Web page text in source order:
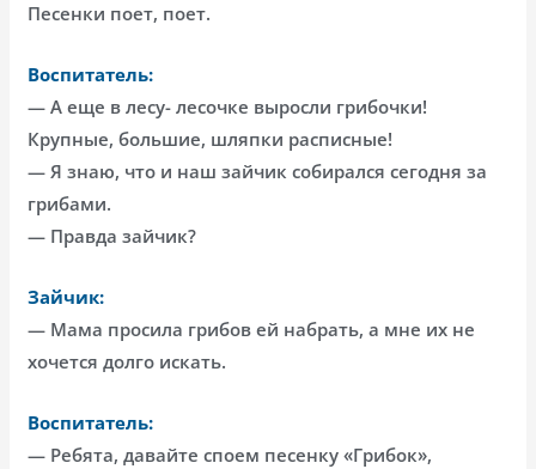
Песенки поет, поет.
Воспитатель:
— А еще в лесу- лесочке выросли грибочки!
Крупные, большие, шляпки расписные!
— Я знаю, что и наш зайчик собирался сегодня за
грибами.
— Правда зайчик?
Зайчик:
— Мама просила грибов ей набрать, а мне их не
хочется долго искать.
Воспитатель:
— Ребята, давайте споем песенку «Грибок»,